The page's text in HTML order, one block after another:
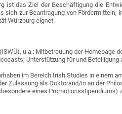
ist das Ziel der Beschäftigung die
sich zur Beantragung von
Würzburg eignet.
u.a.: Mitbetreuung der Homepage
Unterstützung für und
im Bereich Irish Studies in einem
Zulassung als Doktorand/in an der
eines